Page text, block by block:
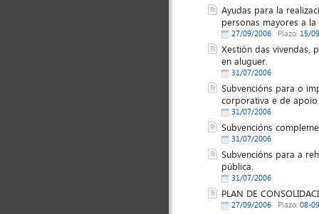
Ayudas para la
personas mayores a
27/09/2006 Plazo: 15/
Xestión das vivendas,
en aluguer.
31/07/2006
Subvencións para o
corporativa e de
31/07/2006
Subvencións
31/07/2006
Subvencións para a
pública.
31/07/2006
PLAN DE
27/09/2006 Plazo: 08-